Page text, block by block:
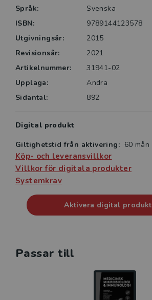
Språk:
Svenska
ISBN:
9789144123578
Utgivningsår:
2015
Revisionsår:
2021
Artikelnummer:
31941-02
Upplaga:
Andra
Sidantal:
892
Digital produkt
Giltighetstid från aktivering: 60 mån
Köp- och leveransvillkor
Villkor för digitala produkter
Systemkrav
Aktivera digital produkt
Passar till